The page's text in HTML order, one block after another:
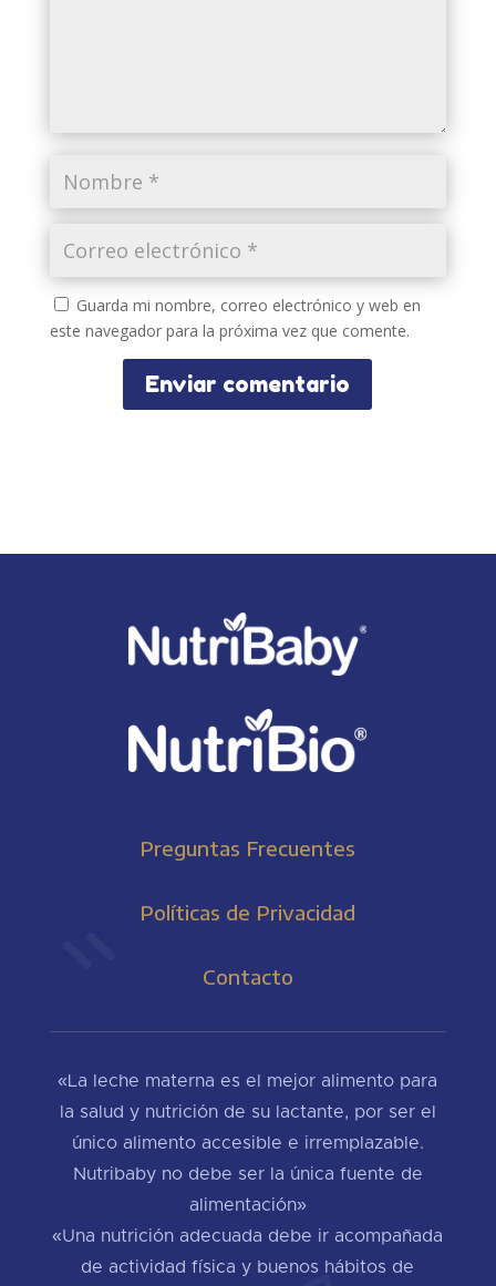
Guarda mi nombre, correo electrónico y web en
este navegador para la próxima vez que comente.
Enviar comentario
Preguntas Frecuentes
Políticas de Privacidad
Contacto
«La leche materna es el mejor alimento para
la salud y nutrición de su lactante, por ser el
único alimento accesible e irremplazable.
Nutribaby no debe ser la única fuente de
alimentación»
«Una nutrición adecuada debe ir acompañada
de actividad física y buenos hábitos de